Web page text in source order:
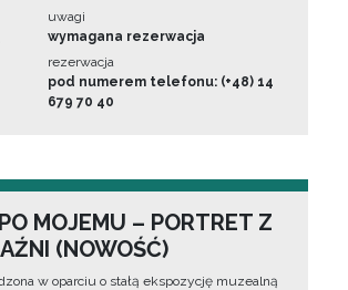
uwagi
wymagana rezerwacja
rezerwacja
pod numerem telefonu: (+48) 14
679 70 40
MOJEMU – PORTRET Z
(NOWOŚĆ)
w oparciu o stałą ekspozycję muzealną